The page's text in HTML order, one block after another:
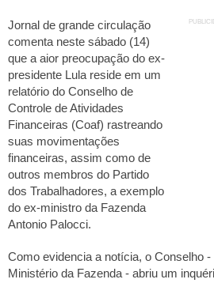
Jornal de grande circulação
comenta neste sábado (14)
que a aior preocupação do ex-
presidente Lula reside em um
relatório do Conselho de
Controle de Atividades
Financeiras (Coaf) rastreando
suas movimentações
financeiras, assim como de
outros membros do Partido
dos Trabalhadores, a exemplo
do ex-ministro da Fazenda
Antonio Palocci.
Como evidencia a notícia, o Conselho
Ministério da Fazenda - abriu um